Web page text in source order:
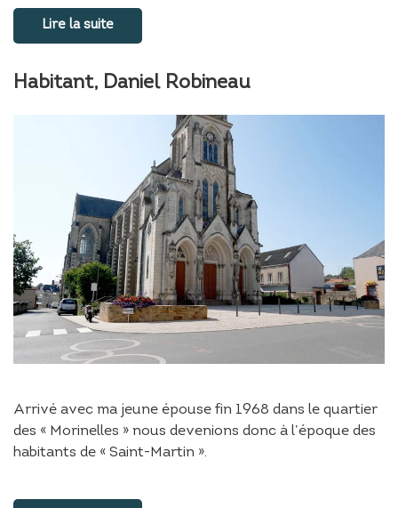
Lire la suite
Habitant, Daniel Robineau
Arrivé avec ma jeune épouse fin 1968 dans le quartier
des « Morinelles » nous devenions donc à l’époque des
habitants de « Saint-Martin ».